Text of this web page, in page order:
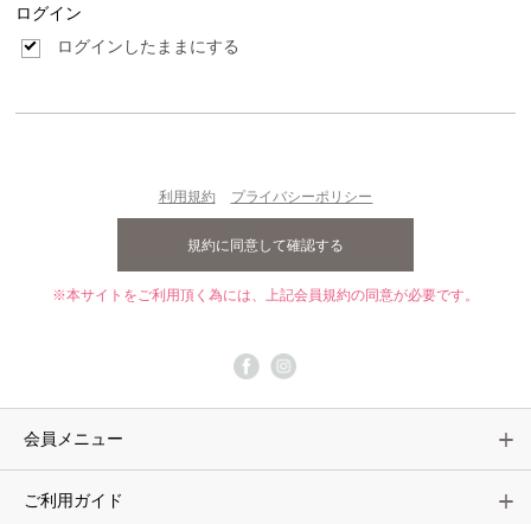
ログイン
ログインしたままにする
利用規約 プライバシーポリシー
※本サイトをご利用頂く為には、上記会員規約の同意が必要です。
会員メニュー
ご利用ガイド